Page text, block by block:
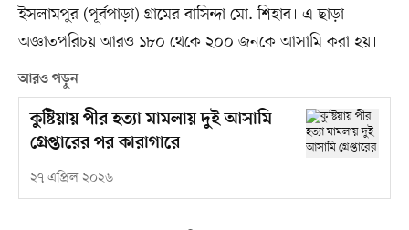
ইসলামপুর (পূর্বপাড়া) গ্রামের বাসিন্দা মো. শিহাব। এ ছাড়া
অজ্ঞাতপরিচয় আরও ১৮০ থেকে ২০০ জনকে আসামি করা হয়।
আরও পড়ুন
কুষ্টিয়ায় পীর হত্যা মামলায় দুই আসামি
গ্রেপ্তারের পর কারাগারে
২৭ এপ্রিল ২০২৬